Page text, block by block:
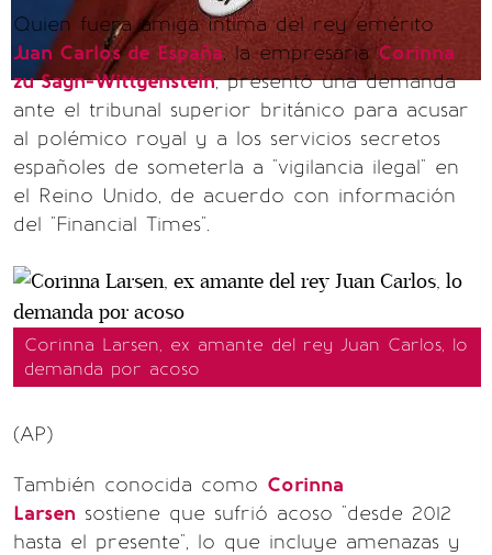
Quien fuera amiga íntima del rey emérito
Juan Carlos de España, la empresariaCorinna
zu Sayn-Wittgenstein, presentó una demanda
ante el tribunal superior británico para acusar
al polémico royal y a los servicios secretos
españoles de someterla a "vigilancia ilegal" en
el Reino Unido, de acuerdo con información
del "Financial Times".
Corinna Larsen, ex amante del rey Juan Carlos, lo
demanda por acoso
(AP)
También conocida como Corinna
Larsen sostiene que sufrió acoso "desde 2012
hasta el presente", lo que incluye amenazas y